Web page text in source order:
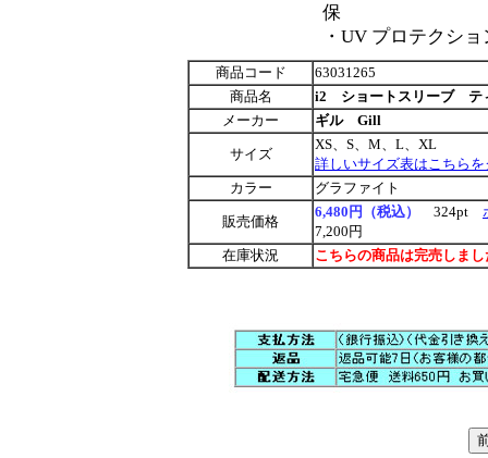
保
・UV プロテクシ
商品コード
63031265
商品名
i2 ショートスリーブ テ
メーカー
ギル Gill
サイズ
XS、S、M、L、XL
詳しいサイズ表はこちら
カラー
グラファイト
販売価格
6,480円（税込） 324pt
7,200円
在庫状況
こちらの商品は完売しま